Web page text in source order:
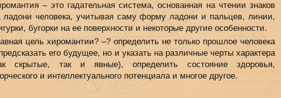
– это гадательная система, основанная на чтении знаков
ладони человека, учитывая саму форму ладони и пальцев, линии,
бугорки на ее поверхности и некоторые другие особенности.
цель хиромантии? –? определить не только прошлое человека
его будущее, но и указать на различные черты характера
скрытые, так и явные), определить состояние здоровья,
и интеллектуального потенциала и многое другое.